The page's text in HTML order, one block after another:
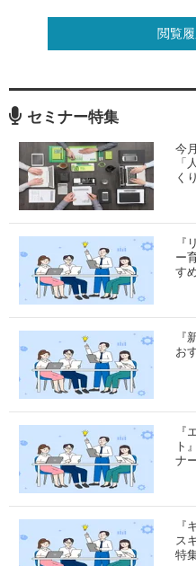
閲覧
セミナー特集
今
「
くり
『
ー
す
『
お
『
ト
ナ
『
ス
特